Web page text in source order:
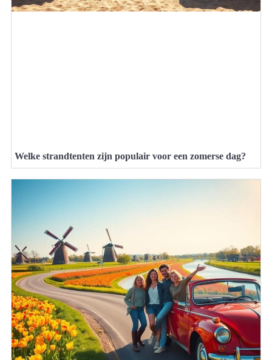
Welke strandtenten zijn populair voor een zomerse dag?